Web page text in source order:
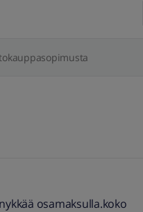
osamaksulla.koko